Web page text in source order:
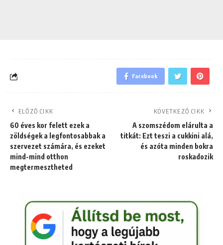
Facebook
ELŐZŐ CIKK
60 éves kor felett ezek a
zöldségek a legfontosabbak a
szervezet számára, és ezeket
mind-mind otthon
megtermesztheted
KÖVETKEZŐ CIKK
A szomszédom elárulta a
titkát: Ezt teszi a cukkini alá,
és azóta minden bokra
roskadozik